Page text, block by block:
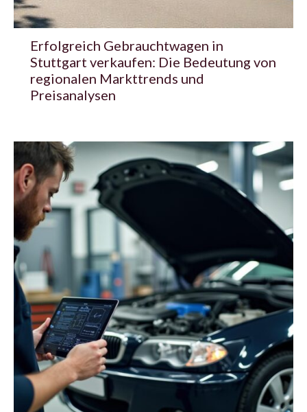
Erfolgreich Gebrauchtwagen in
Stuttgart verkaufen: Die Bedeutung von
regionalen Markttrends und
Preisanalysen